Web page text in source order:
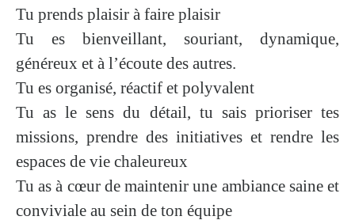
Tu prends plaisir à faire plaisir
Tu es bienveillant, souriant, dynamique,
généreux et à l’écoute des autres.
Tu es organisé, réactif et polyvalent
Tu as le sens du détail, tu sais prioriser tes
missions, prendre des initiatives et rendre les
espaces de vie chaleureux
Tu as à cœur de maintenir une ambiance saine et
conviviale au sein de ton équipe